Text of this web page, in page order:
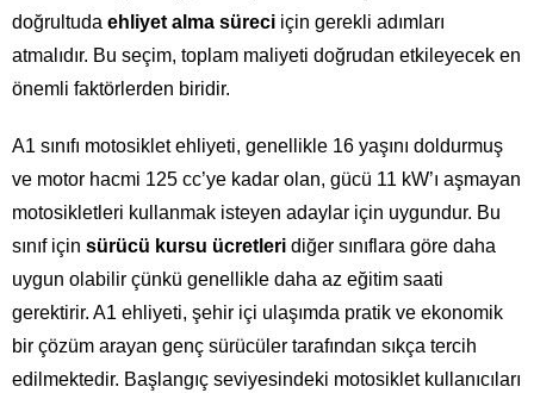
doğrultuda ehliyet alma süreci için gerekli adımları
atmalıdır. Bu seçim, toplam maliyeti doğrudan etkileyecek en
önemli faktörlerden biridir.
A1 sınıfı motosiklet ehliyeti, genellikle 16 yaşını doldurmuş
ve motor hacmi 125 cc’ye kadar olan, gücü 11 kW’ı aşmayan
motosikletleri kullanmak isteyen adaylar için uygundur. Bu
sınıf için sürücü kursu ücretleri diğer sınıflara göre daha
uygun olabilir çünkü genellikle daha az eğitim saati
gerektirir. A1 ehliyeti, şehir içi ulaşımda pratik ve ekonomik
bir çözüm arayan genç sürücüler tarafından sıkça tercih
edilmektedir. Başlangıç seviyesindeki motosiklet kullanıcıları